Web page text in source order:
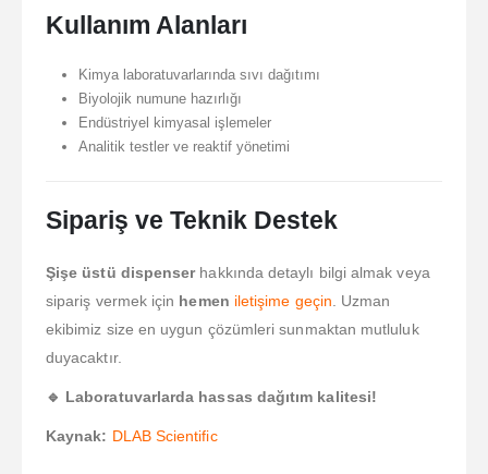
Kullanım Alanları
Kimya laboratuvarlarında sıvı dağıtımı
Biyolojik numune hazırlığı
Endüstriyel kimyasal işlemeler
Analitik testler ve reaktif yönetimi
Sipariş ve Teknik Destek
Şişe üstü dispenserhakkında detaylı bilgi almak veya
sipariş vermek için hemen iletişime geçin . Uzman
ekibimiz size en uygun çözümleri sunmaktan mutluluk
duyacaktır.
🔹 Laboratuvarlarda hassas dağıtım kalitesi!
Kaynak: DLAB Scientific